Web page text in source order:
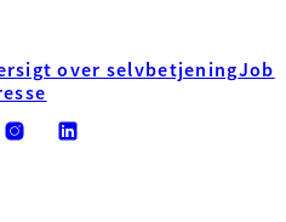
over selvbetjeningJob